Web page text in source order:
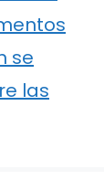
se
las